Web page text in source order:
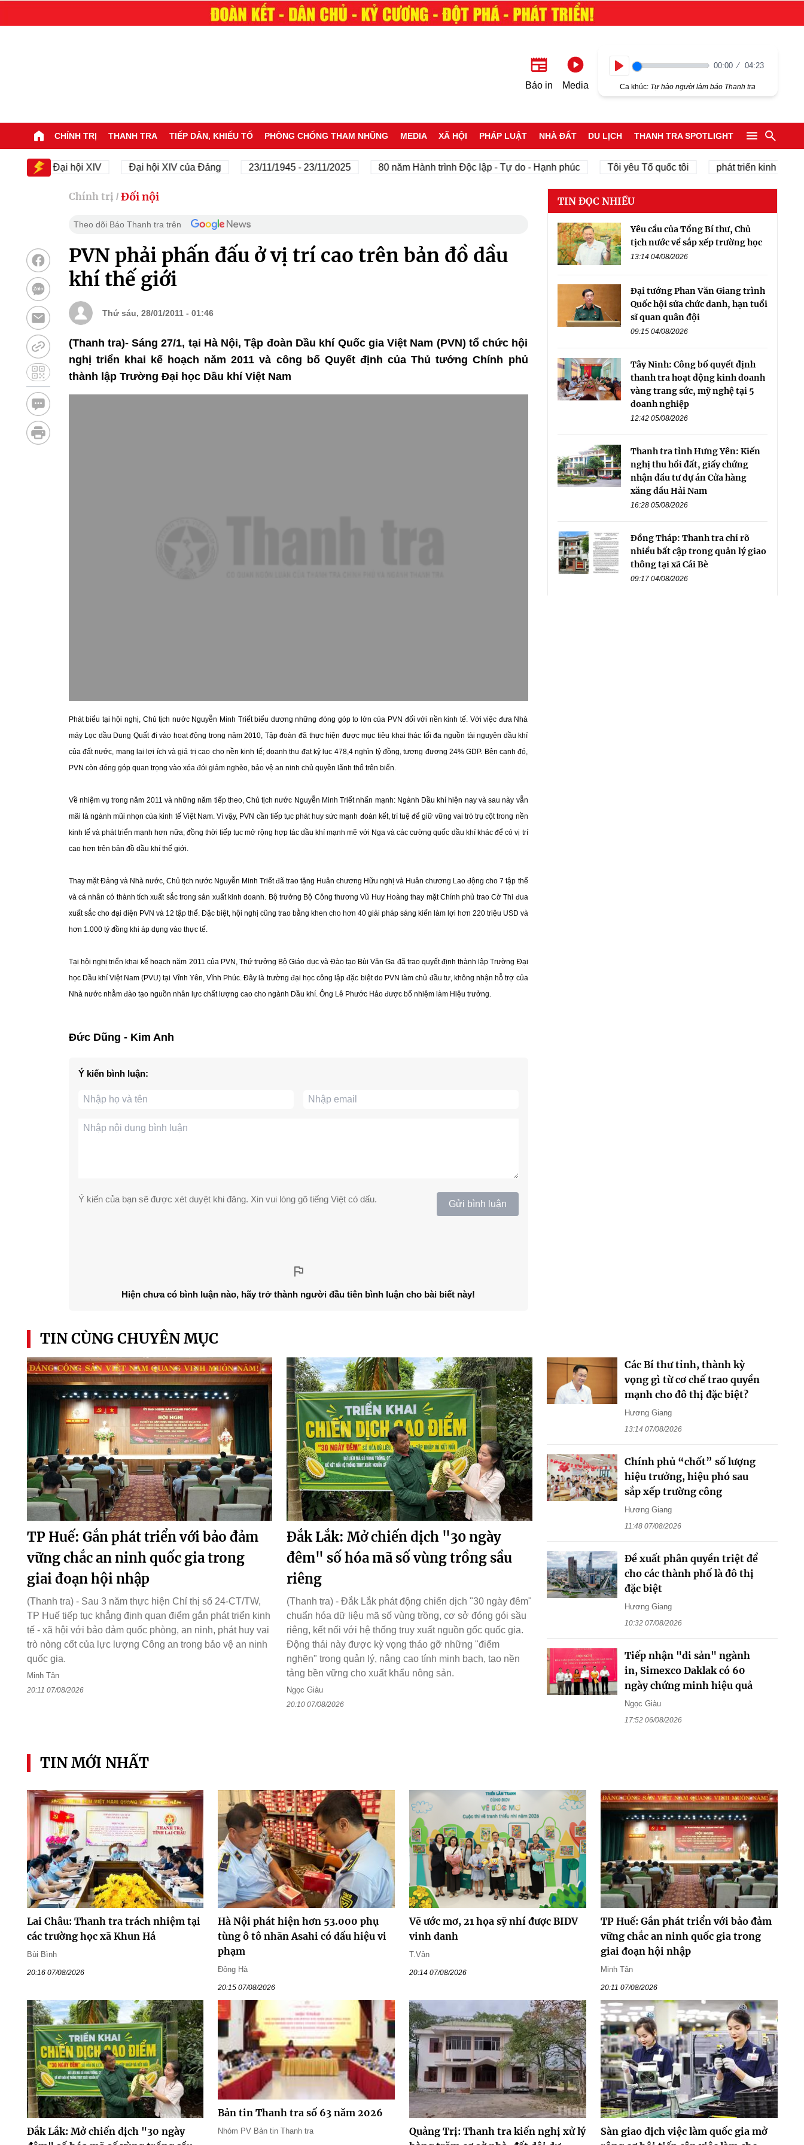
Báo in Media
00:00 04:23
Ca khúc: Tự hào người làm báo Thanh tra
CHÍNH TRỊ THANH TRA TIẾP DÂN, KHIẾU TỐ PHÒNG CHỐNG THAM NHŨNG MEDIA XÃ HỘI PHÁP LUẬT NHÀ ĐẤT DU LỊCH THANH TRA SPOTLIGHT
Đại hội XIV Đại hội XIV của Đảng 23/11/1945 - 23/11/2025 80 năm Hành trình Độc lập - Tự do - Hạnh phúc Tôi yêu Tổ quốc tôi phát triển kinh tế tư nhân
Chính trị / Đối nội
Theo dõi Báo Thanh tra trên
PVN phải phấn đấu ở vị trí cao trên bản đồ dầu
khí thế giới
Thứ sáu, 28/01/2011 - 01:46
(Thanh tra)- Sáng 27/1, tại Hà Nội, Tập đoàn Dầu khí Quốc gia Việt Nam (PVN) tổ chức hội
nghị triển khai kế hoạch năm 2011 và công bố Quyết định của Thủ tướng Chính phủ
thành lập Trường Đại học Dầu khí Việt Nam
Phát biểu tại hội nghị, Chủ tịch nước Nguyễn Minh Triết biểu dương những đóng góp to lớn của PVN đối với nền kinh tế. Với việc đưa Nhà
máy Lọc dầu Dung Quất đi vào hoạt động trong năm 2010, Tập đoàn đã thực hiện được mục tiêu khai thác tối đa nguồn tài nguyên dầu khí
của đất nước, mang lại lợi ích và giá trị cao cho nền kinh tế; doanh thu đạt kỷ lục 478,4 nghìn tỷ đồng, tương đương 24% GDP. Bên cạnh đó,
PVN còn đóng góp quan trọng vào xóa đói giảm nghèo, bảo vệ an ninh chủ quyền lãnh thổ trên biển.
Về nhiệm vụ trong năm 2011 và những năm tiếp theo, Chủ tịch nước Nguyễn Minh Triết nhấn mạnh: Ngành Dầu khí hiện nay và sau này vẫn
mãi là ngành mũi nhọn của kinh tế Việt Nam. Vì vậy, PVN cần tiếp tục phát huy sức mạnh đoàn kết, trí tuệ để giữ vững vai trò trụ cột trong nền
kinh tế và phát triển mạnh hơn nữa; đồng thời tiếp tục mở rộng hợp tác dầu khí mạnh mẽ với Nga và các cường quốc dầu khí khác để có vị trí
cao hơn trên bản đồ dầu khí thế giới.
Thay mặt Đảng và Nhà nước, Chủ tịch nước Nguyễn Minh Triết đã trao tặng Huân chương Hữu nghị và Huân chương Lao động cho 7 tập thể
và cá nhân có thành tích xuất sắc trong sản xuất kinh doanh. Bộ trưởng Bộ Công thương Vũ Huy Hoàng thay mặt Chính phủ trao Cờ Thi đua
xuất sắc cho đại diện PVN và 12 tập thể. Đặc biệt, hội nghị cũng trao bằng khen cho hơn 40 giải pháp sáng kiến làm lợi hơn 220 triệu USD và
hơn 1.000 tỷ đồng khi áp dụng vào thực tế.
Tại hội nghị triển khai kế hoạch năm 2011 của PVN, Thứ trưởng Bộ Giáo dục và Đào tạo Bùi Văn Ga đã trao quyết định thành lập Trường Đại
học Dầu khí Việt Nam (PVU) tại Vĩnh Yên, Vĩnh Phúc. Đây là trường đại học công lập đặc biệt do PVN làm chủ đầu tư, không nhận hỗ trợ của
Nhà nước nhằm đào tạo nguồn nhân lực chất lượng cao cho ngành Dầu khí. Ông Lê Phước Hảo được bổ nhiệm làm Hiệu trưởng.
Đức Dũng - Kim Anh
Ý kiến bình luận:
Ý kiến của bạn sẽ được xét duyệt khi đăng. Xin vui lòng gõ tiếng Việt có dấu. Gửi bình luận
Hiện chưa có bình luận nào, hãy trở thành người đầu tiên bình luận cho bài biết này!
TIN ĐỌC NHIỀU
Yêu cầu của Tổng Bí thư, Chủ
tịch nước về sắp xếp trường học
13:14 04/08/2026
Đại tướng Phan Văn Giang trình
Quốc hội sửa chức danh, hạn tuổi
sĩ quan quân đội
09:15 04/08/2026
Tây Ninh: Công bố quyết định
thanh tra hoạt động kinh doanh
vàng trang sức, mỹ nghệ tại 5
doanh nghiệp
12:42 05/08/2026
Thanh tra tỉnh Hưng Yên: Kiến
nghị thu hồi đất, giấy chứng
nhận đầu tư dự án Cửa hàng
xăng dầu Hải Nam
16:28 05/08/2026
Đồng Tháp: Thanh tra chỉ rõ
nhiều bất cập trong quản lý giao
thông tại xã Cái Bè
09:17 04/08/2026
TIN CÙNG CHUYÊN MỤC
TP Huế: Gắn phát triển với bảo đảm
vững chắc an ninh quốc gia trong
giai đoạn hội nhập
(Thanh tra) - Sau 3 năm thực hiện Chỉ thị số 24-CT/TW,
TP Huế tiếp tục khẳng định quan điểm gắn phát triển kinh
tế - xã hội với bảo đảm quốc phòng, an ninh, phát huy vai
trò nòng cốt của lực lượng Công an trong bảo vệ an ninh
quốc gia.
Minh Tân
20:11 07/08/2026
Đắk Lắk: Mở chiến dịch "30 ngày
đêm" số hóa mã số vùng trồng sầu
riêng
(Thanh tra) - Đắk Lắk phát động chiến dịch "30 ngày đêm"
chuẩn hóa dữ liệu mã số vùng trồng, cơ sở đóng gói sầu
riêng, kết nối với hệ thống truy xuất nguồn gốc quốc gia.
Động thái này được kỳ vọng tháo gỡ những "điểm
nghẽn" trong quản lý, nâng cao tính minh bạch, tạo nền
tảng bền vững cho xuất khẩu nông sản.
Ngọc Giàu
20:10 07/08/2026
Các Bí thư tỉnh, thành kỳ
vọng gì từ cơ chế trao quyền
mạnh cho đô thị đặc biệt?
Hương Giang
13:14 07/08/2026
Chính phủ “chốt” số lượng
hiệu trưởng, hiệu phó sau
sắp xếp trường công
Hương Giang
11:48 07/08/2026
Đề xuất phân quyền triệt để
cho các thành phố là đô thị
đặc biệt
Hương Giang
10:32 07/08/2026
Tiếp nhận "di sản" ngành
in, Simexco Daklak có 60
ngày chứng minh hiệu quả
Ngọc Giàu
17:52 06/08/2026
TIN MỚI NHẤT
Lai Châu: Thanh tra trách nhiệm tại
các trường học xã Khun Há
Bùi Bình
20:16 07/08/2026
Hà Nội phát hiện hơn 53.000 phụ
tùng ô tô nhãn Asahi có dấu hiệu vi
phạm
Đông Hà
20:15 07/08/2026
Vẽ ước mơ, 21 họa sỹ nhí được BIDV
vinh danh
T.Vân
20:14 07/08/2026
TP Huế: Gắn phát triển với bảo đảm
vững chắc an ninh quốc gia trong
giai đoạn hội nhập
Minh Tân
20:11 07/08/2026
Đắk Lắk: Mở chiến dịch "30 ngày
Bản tin Thanh tra số 63 năm 2026
Nhóm PV Bản tin Thanh tra
Quảng Trị: Thanh tra kiến nghị xử lý
Sàn giao dịch việc làm quốc gia mở